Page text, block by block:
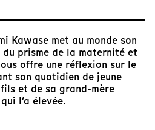
Kawase met au monde son
prisme de la maternité et
offre une réflexion sur le
son quotidien de jeune
et de sa grand-mère
l’a élevée.